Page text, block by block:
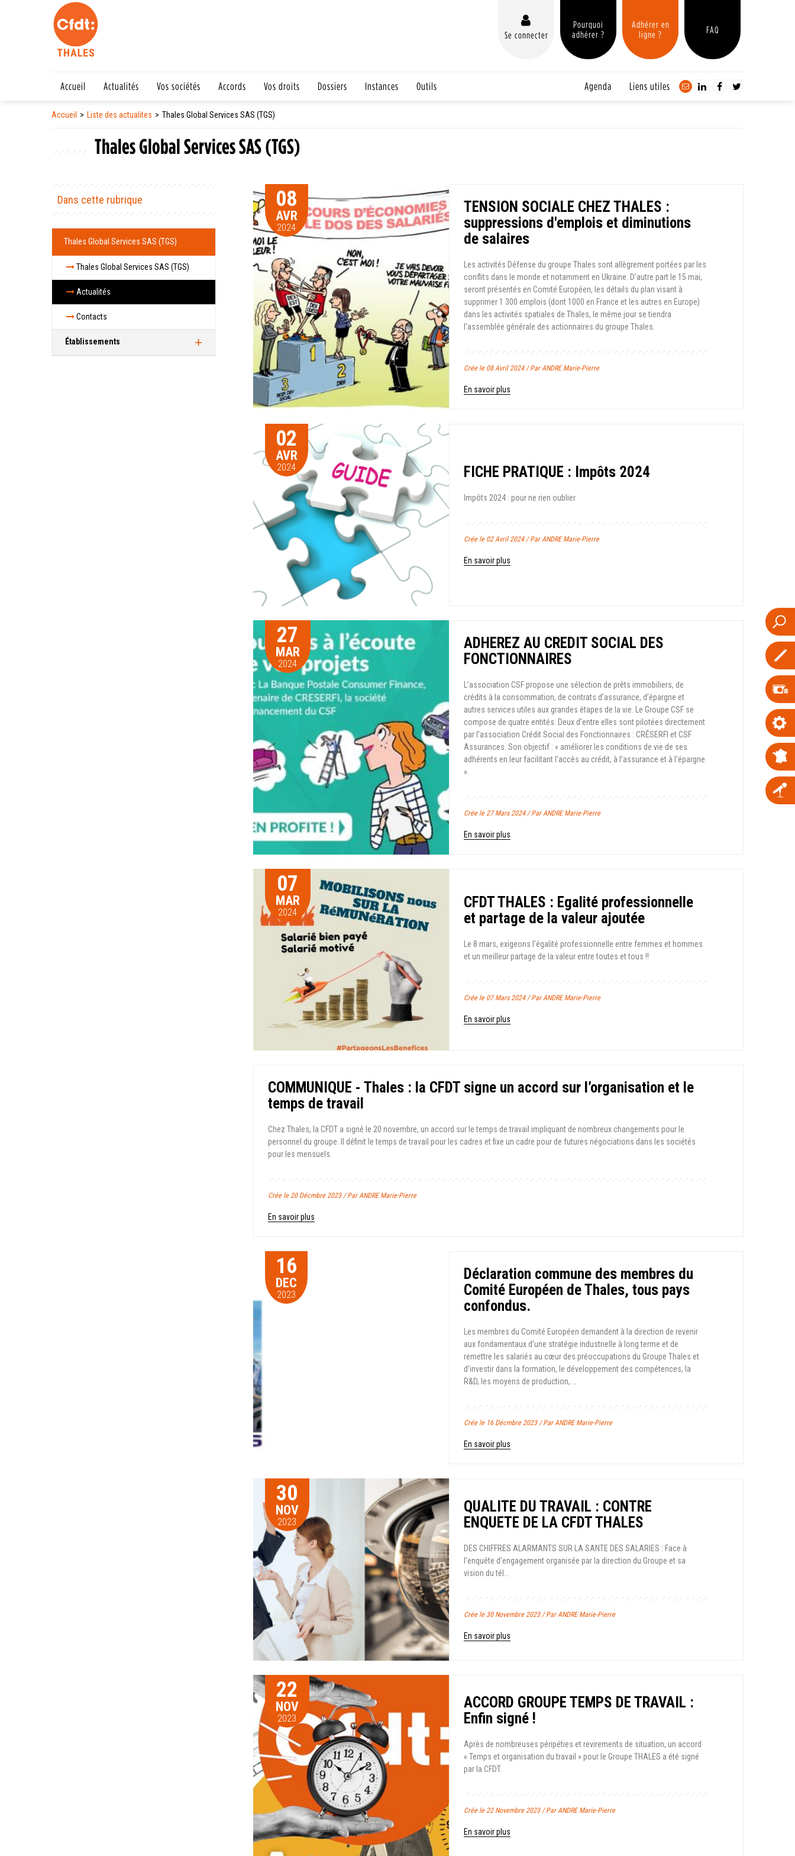
Se connecter
Pourquoi
adhérer ?
Adhérer en
ligne ?
FAQ
Accueil Actualités Vos sociétés Accords Vos droits Dossiers Instances Outils Agenda Liens utiles
Accueil Liste des actualites Thales Global Services SAS (TGS)
Thales Global Services SAS (TGS)
Dans cette rubrique
Thales Global Services SAS (TGS)
Thales Global Services SAS (TGS)
Actualités
Contacts
Établissements
08
AVR
2024
TENSION SOCIALE CHEZ THALES :
suppressions d'emplois et diminutions
de salaires
Les activités Défense du groupe Thales sont allègrement portées par les
conflits dans le monde et notamment en Ukraine. D’autre part le 15 mai,
seront présentés en Comité Européen, les détails du plan visant à
supprimer 1 300 emplois (dont 1000 en France et les autres en Europe)
dans les activités spatiales de Thales, le même jour se tiendra
l’assemblée générale des actionnaires du groupe Thales.
Crée le 08 Avril 2024 / Par ANDRE Marie-Pierre
En savoir plus
02
AVR
2024 FICHE PRATIQUE : Impôts 2024
Impôts 2024 : pour ne rien oublier
Crée le 02 Avril 2024 / Par ANDRE Marie-Pierre
En savoir plus
27
MAR
2024
ADHEREZ AU CREDIT SOCIAL DES
FONCTIONNAIRES
L’association CSF propose une sélection de prêts immobiliers, de
crédits à la consommation, de contrats d’assurance, d’épargne et
autres services utiles aux grandes étapes de la vie. Le Groupe CSF se
compose de quatre entités. Deux d’entre elles sont pilotées directement
par l’association Crédit Social des Fonctionnaires : CRÉSERFI et CSF
Assurances. Son objectif : « améliorer les conditions de vie de ses
adhérents en leur facilitant l’accès au crédit, à l’assurance et à l’épargne
».
Crée le 27 Mars 2024 / Par ANDRE Marie-Pierre
En savoir plus
07
MAR
2024
CFDT THALES : Egalité professionnelle
et partage de la valeur ajoutée
Le 8 mars, exigeons l’égalité professionnelle entre femmes et hommes
et un meilleur partage de la valeur entre toutes et tous !!
Crée le 07 Mars 2024 / Par ANDRE Marie-Pierre
En savoir plus
COMMUNIQUE - Thales : la CFDT signe un accord sur l’organisation et le
temps de travail
Chez Thales, la CFDT a signé le 20 novembre, un accord sur le temps de travail impliquant de nombreux changements pour le
personnel du groupe. Il définit le temps de travail pour les cadres et fixe un cadre pour de futures négociations dans les sociétés
pour les mensuels.
Crée le 20 Décmbre 2023 / Par ANDRE Marie-Pierre
En savoir plus
16
DEC
2023
Déclaration commune des membres du
Comité Européen de Thales, tous pays
confondus.
Les membres du Comité Européen demandent à la direction de revenir
aux fondamentaux d’une stratégie industrielle à long terme et de
remettre les salariés au cœur des préoccupations du Groupe Thales et
d’investir dans la formation, le développement des compétences, la
R&D, les moyens de production, …
Crée le 16 Décmbre 2023 / Par ANDRE Marie-Pierre
En savoir plus
30
NOV
2023
QUALITE DU TRAVAIL : CONTRE
ENQUETE DE LA CFDT THALES
DES CHIFFRES ALARMANTS SUR LA SANTE DES SALARIES : Face à
l’enquête d’engagement organisée par la direction du Groupe et sa
vision du tél...
Crée le 30 Novembre 2023 / Par ANDRE Marie-Pierre
En savoir plus
22
NOV
2023
ACCORD GROUPE TEMPS DE TRAVAIL :
Enfin signé !
Après de nombreuses péripéties et revirements de situation, un accord
« Temps et organisation du travail » pour le Groupe THALES a été signé
par la CFDT.
Crée le 22 Novembre 2023 / Par ANDRE Marie-Pierre
En savoir plus